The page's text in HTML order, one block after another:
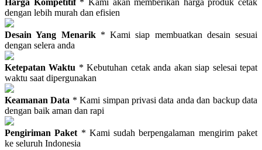
Harga Kompetitif* Kami akan memberikan harga produk cetak
dengan lebih murah dan efisien
Desain Yang Menarik* Kami siap membuatkan desain sesuai
dengan selera anda
Ketepatan Waktu * Kebutuhan cetak anda akan siap selesai tepat
waktu saat dipergunakan
Keamanan Data * Kami simpan privasi data anda dan backup data
dengan baik aman dan rapi
Pengiriman Paket * Kami sudah berpengalaman mengirim paket
ke seluruh Indonesia